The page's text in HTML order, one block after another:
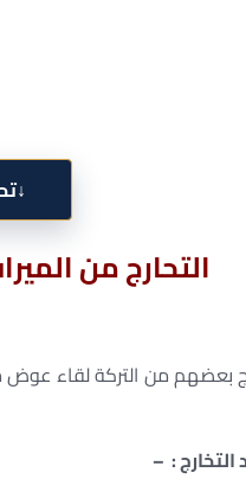
↓
التحارج من
بعضهم من التركة لقاء عوض
: –